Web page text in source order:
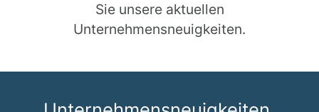
Sie unsere aktuellen
Unternehmensneuigkeiten.